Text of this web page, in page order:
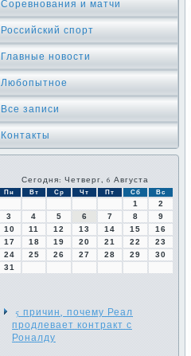
Соревнования и матчи
Российский спорт
Главные новости
Любопытное
Все записи
Контакты
Сегодня: Четверг, 6 Августа
Пн Вт Ср Чт Пт Сб Вс
1
2
3
4 5 6 7 8
9
10
11 12 13 14 15
16
17
18 19 20 21 22
23
24
25 26 27 28 29
30
31
5 причин, почему Реал
продлевает контракт с
Роналду